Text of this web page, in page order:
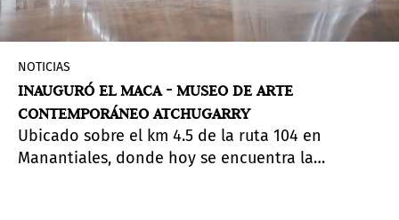
NOTICIAS
INAUGURÓ EL MACA - MUSEO DE ARTE
CONTEMPORÁNEO ATCHUGARRY
Ubicado sobre el km 4.5 de la ruta 104 en
Manantiales, donde hoy se encuentra la